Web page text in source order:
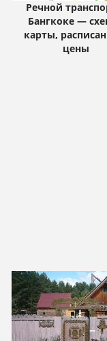
Речной
Бангкоке —
карты,
цены